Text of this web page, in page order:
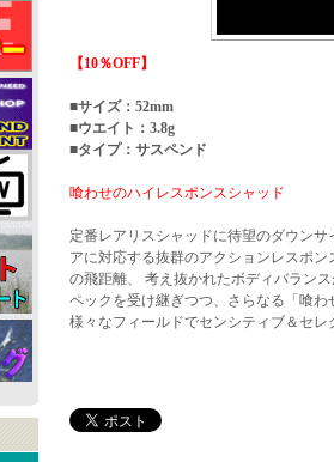
【10％OFF】
■サイズ：52mm
■ウエイト：3.8g
■タイプ：サスペンド
喰わせのハイレスポンスシャッド
定番レアリスシャッドに待望のダウン
アに対応する抜群のアクションレスポ
の飛距離、 考え抜かれたボディバラン
ペックを受け継ぎつつ、さらなる「喰わ
様々なフィールドでセンシティブ＆セレ